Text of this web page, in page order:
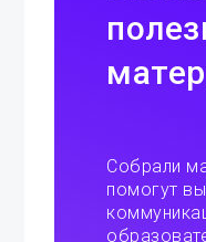
Собрали
помогут